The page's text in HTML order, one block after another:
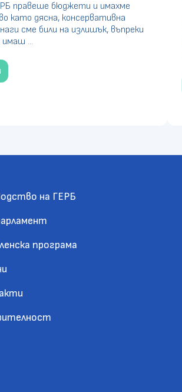
правеше бюджети и имахме
като дясна, консервативна
сме били на излишък, въпреки
имаш ...
на ГЕРБ
програма